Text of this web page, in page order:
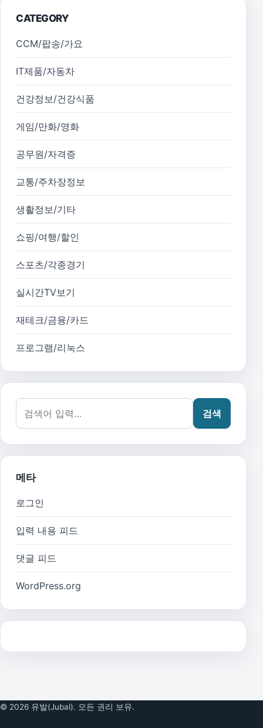
CATEGORY
CCM/팝송/가요
IT제품/자동차
건강정보/건강식품
게임/만화/영화
공무원/자격증
교통/주차장정보
생활정보/기타
쇼핑/여행/할인
스포츠/각종경기
실시간TV보기
재테크/금융/카드
프로그램/리눅스
검색어:
검색
메타
로그인
입력 내용 피드
댓글 피드
WordPress.org
© 2026 유발(Jubal). 모든 권리 보유.